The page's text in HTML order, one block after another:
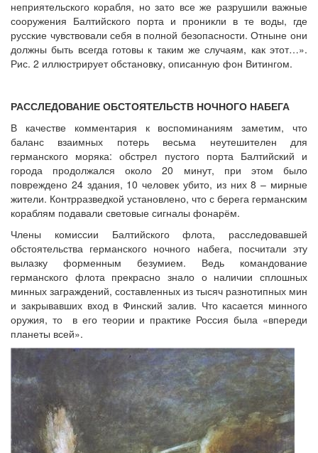
неприятельского корабля, но зато все же разрушили важные
сооружения Балтийского порта и проникли в те воды, где
русские чувствовали себя в полной безо­пасности. Отныне они
должны быть всегда готовы к таким же случаям, как этот…».
Рис. 2 иллюстрирует обстановку, описанную фон Витингом.
РАССЛЕДОВАНИЕ ОБСТОЯТЕЛЬСТВ НОЧНОГО НАБЕГА
В качестве комментария к воспоминаниям заметим, что
баланс взаимных потерь весьма неутешителен для
германского моряка: обстрел пустого порта Балтийский и
города продолжался около 20 минут, при этом было
повреждено 24 здания, 10 человек убито, из них 8 – мирные
жители. Контрразведкой установлено, что с берега германским
кораблям подавали световые сигналы фонарём.
Члены комиссии Балтийского флота, расследовавшей
обстоятельства германского ночного набега, посчитали эту
вылазку форменным безумием. Ведь командование
германского флота прекрасно знало о наличии сплошных
минных заграждений, составленных из тысяч разнотипных мин
и закрывавших вход в Финский залив. Что касается минного
оружия, то в его теории и практике Россия была «впереди
планеты всей».